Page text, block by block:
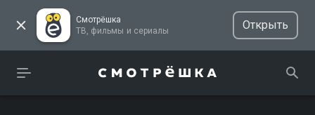
Смотрёшка
ТВ, фильмы и сериалы
Открыть